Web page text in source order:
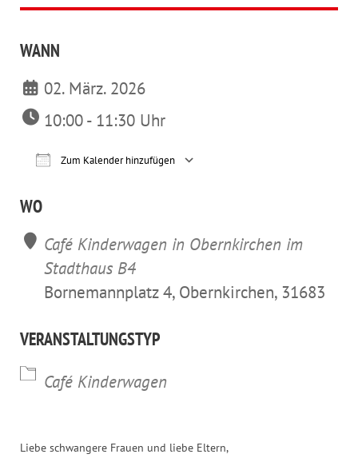
WANN
02. März. 2026
10:00 - 11:30 Uhr
Zum Kalender hinzufügen
WO
Café Kinderwagen in Obernkirchen im
Stadthaus B4
Bornemannplatz 4, Obernkirchen, 31683
VERANSTALTUNGSTYP
Café Kinderwagen
Liebe schwangere Frauen und liebe Eltern,